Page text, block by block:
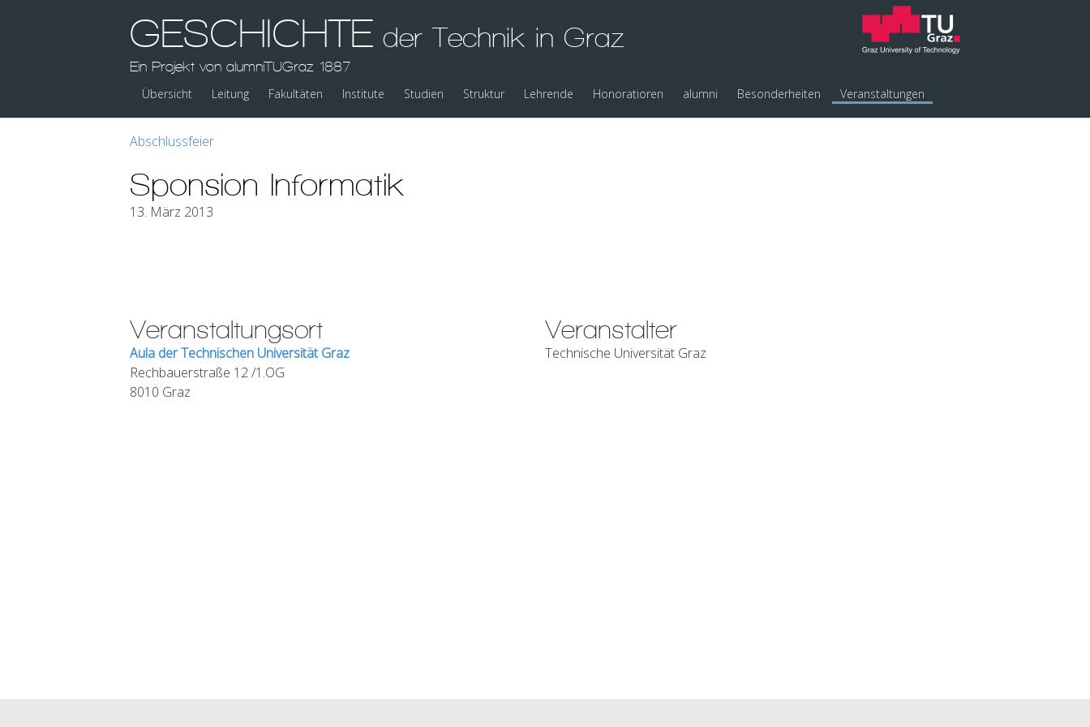
GESCHICHTE der Technik in Graz
Ein Projekt von alumniTUGraz 1887
Übersicht Leitung Fakultäten Institute Studien Struktur Lehrende Honoratioren alumni Besonderheiten Veranstaltungen
Abschlussfeier
Sponsion Informatik
13. März 2013
Veranstaltungsort
Aula der Technischen Universität Graz
Rechbauerstraße 12 /1.OG
8010 Graz
Veranstalter
Technische Universität Graz